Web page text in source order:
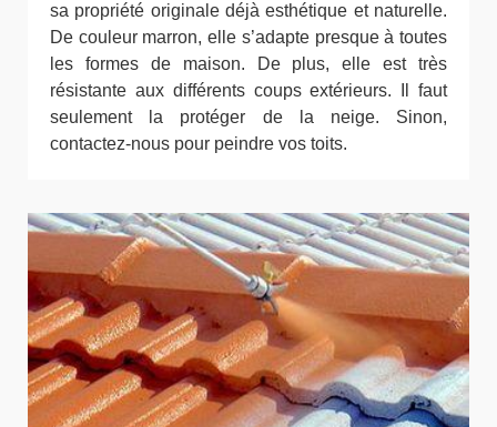
sa propriété originale déjà esthétique et naturelle.
De couleur marron, elle s’adapte presque à toutes
les formes de maison. De plus, elle est très
résistante aux différents coups extérieurs. Il faut
seulement la protéger de la neige. Sinon,
contactez-nous pour peindre vos toits.